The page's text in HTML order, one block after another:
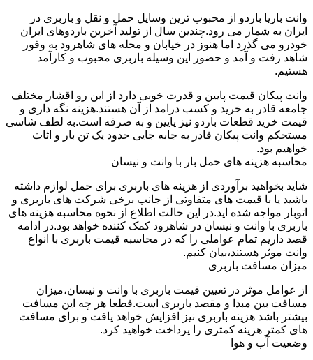
وانت باریا باردو از محبوب ترین وسایل حمل و نقل و باربری در
ایران به شمار می رود.چندین سال از تولید آخرین باردوهای ایران
خودرو می گذرد اما هنوز در خیابان و محله های شاهرود به وفور
شاهد رفت و آمد و حضور این وسیله باربری محبوب و کارآمد
هستیم.
وانت پیکان قیمت پایین و قدرت خوبی دارد از این رو اقشار مختلف
جامعه قادر به خرید و کسب درامد از آن هستند.هزینه نگه داری و
قیمت خرید قطعات باردو نیز پایین و به صرفه است.به لطف شاسی
مستحکم وانت پیکان قادر به جابه جایی حدود یک تن بار و اثاث
خواهیم بود.
محاسبه هزینه های حمل بار با وانت و نیسان
شاید بخواهید برآوردی از هزینه های باربری برای حمل لوازم داشته
باشید یا با قیمت های متفاوتی از جانب برخی شرکت های باربری و
اتوبار مواجه شده اید.در این حالت اطلاع از نحوه محاسبه هزینه های
باربری با وانت و نیسان در شاهرود کمک کننده خواهد بود.در ادامه
قصد داریم تمام عواملی را که در محاسبه قیمت باربری با انواع
وانت موثر هستند،بیان کنیم.
میزان مسافت باربری
از عوامل موثر در تعیین قیمت باربری با وانت و نیسان،میزان
مسافت بین مبدا و مقصد باربری است.قطعا هر چه این مسافت
بیشتر باشد هزینه باربری نیز افزایش خواهد یافت و برای مسافت
های کمتر هزینه کمتری را پرداخت خواهید کرد.
وضعیت آب و هوا